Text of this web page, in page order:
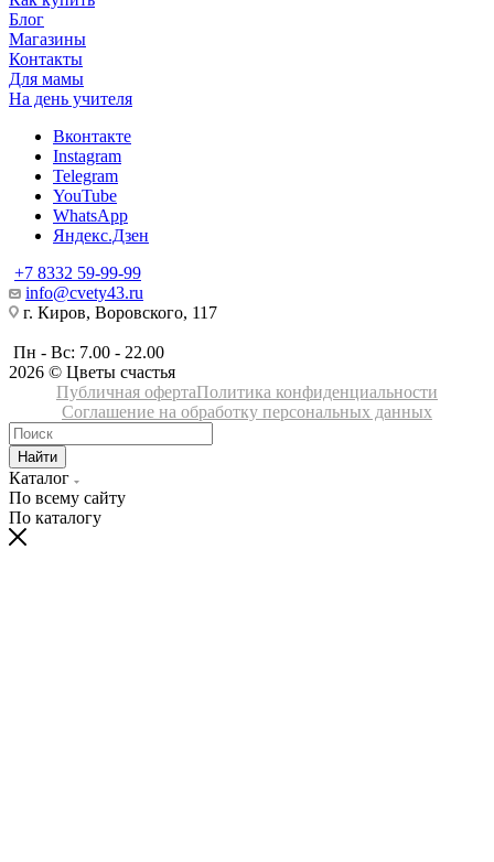
Блог
Магазины
Контакты
Для мамы
На день учителя
Вконтакте
Instagram
Telegram
YouTube
WhatsApp
Яндекс.Дзен
+7 8332 59-99-99
info@cvety43.ru
г. Киров, Воровского, 117
Пн - Вс: 7.00 - 22.00
2026 © Цветы счастья
Публичная офертаПолитика конфиденциальности
Соглашение на обработку персональных данных
Найти
Каталог
По всему сайту
По каталогу